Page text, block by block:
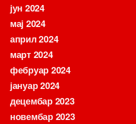
јун 2024
мај 2024
април 2024
март 2024
фебруар 2024
јануар 2024
децембар 2023
новембар 2023